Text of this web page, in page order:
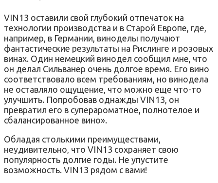
VIN13 оставили свой глубокий отпечаток на
технологии производства и в Старой Европе, где,
например, в Германии, виноделы получают
фантастические результаты на Рислинге и розовых
винах. Один немецкий винодел сообщил мне, что
он делал Сильванер очень долгое время. Его вино
соответствовало всем требованиям, но винодела
не оставляло ощущение, что можно еще что-то
улучшить. Попробовав однажды VIN13, он
превратил его в суперароматное, полнотелое и
сбалансированное вино».
Обладая столькими преимуществами,
неудивительно, что VIN13 сохраняет свою
популярность долгие годы. Не упустите
возможность. VIN13 рядом с вами!